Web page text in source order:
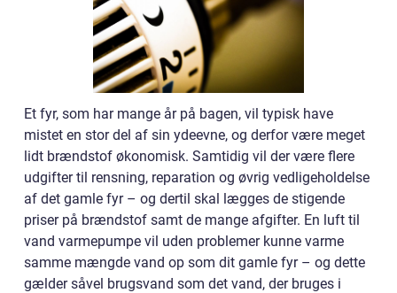
Et fyr, som har mange år på bagen, vil typisk have
mistet en stor del af sin ydeevne, og derfor være meget
lidt brændstof økonomisk. Samtidig vil der være flere
udgifter til rensning, reparation og øvrig vedligeholdelse
af det gamle fyr – og dertil skal lægges de stigende
priser på brændstof samt de mange afgifter. En luft til
vand varmepumpe vil uden problemer kunne varme
samme mængde vand op som dit gamle fyr – og dette
gælder såvel brugsvand som det vand, der bruges i